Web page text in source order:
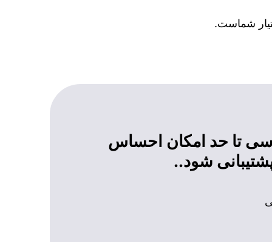
شماست.
تا حد امکان احساس
شود..